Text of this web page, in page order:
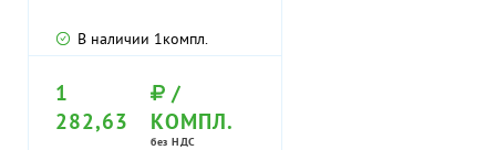
В наличии 1компл.
1
282,63
/
КОМПЛ.
без НДС